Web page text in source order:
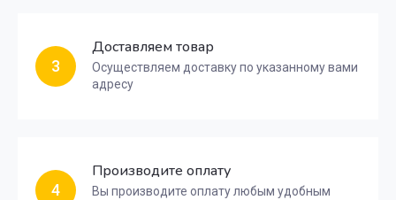
3
Доставляем товар
Осуществляем доставку по указанному вами
адресу
4
Производите оплату
Вы производите оплату любым удобным